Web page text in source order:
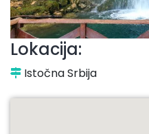
Lokacija:
Istočna Srbija